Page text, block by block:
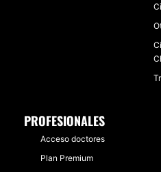
PROFESIONALES
Acceso doctores
Plan Premium